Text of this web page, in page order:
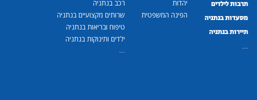
תרבות לילדים
מסעדות בנתניה
תיירות בנתניה
...
יהדות
הפינה המשפטית
רכב בנתניה
שרותים מקצועיים בנתניה
טיפוח ובריאות בנתניה
ילדים ותינוקות בנתניה
...